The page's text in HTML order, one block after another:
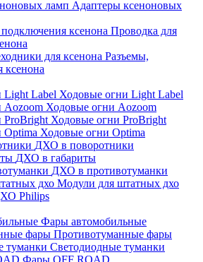
Адаптеры ксеноновых
Проводка для
Разъемы,
ксенона
Ходовые огни Light Label
Ходовые огни Aozoom
Ходовые огни ProBright
Ходовые огни Optima
ДХО в поворотники
ДХО в габариты
ДХО в противотуманки
Модули для штатных дхо
Philips
Фары автомобильные
Противотуманные фары
Светодиодные туманки
Фары OFF ROAD